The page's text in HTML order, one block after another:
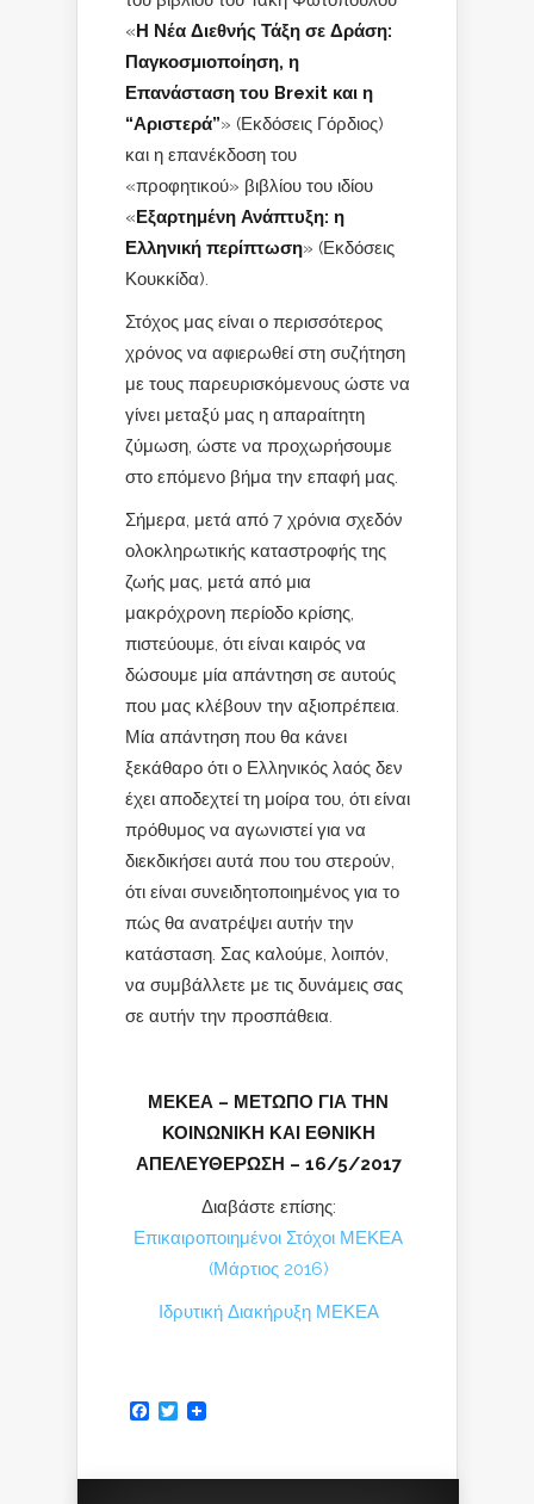
« Η Νέα Διεθνής Τάξη σε Δράση:
Παγκοσμιοποίηση, η
Επανάσταση του Brexit και η
“Αριστερά”» (Εκδόσεις Γόρδιος)
και η επανέκδοση του
«προφητικού» βιβλίου του ιδίου
« Εξαρτημένη Ανάπτυξη: η
Ελληνική περίπτωση» (Εκδόσεις
Κουκκίδα).
Στόχος μας είναι ο περισσότερος
χρόνος να αφιερωθεί στη συζήτηση
με τους παρευρισκόμενους ώστε να
γίνει μεταξύ μας η απαραίτητη
ζύμωση, ώστε να προχωρήσουμε
στο επόμενο βήμα την επαφή μας.
Σήμερα, μετά από 7 χρόνια σχεδόν
ολοκληρωτικής καταστροφής της
ζωής μας, μετά από μια
μακρόχρονη περίοδο κρίσης,
πιστεύουμε, ότι είναι καιρός να
δώσουμε μία απάντηση σε αυτούς
που μας κλέβουν την αξιοπρέπεια.
Μία απάντηση που θα κάνει
ξεκάθαρο ότι ο Ελληνικός λαός δεν
έχει αποδεχτεί τη μοίρα του, ότι είναι
πρόθυμος να αγωνιστεί για να
διεκδικήσει αυτά που του στερούν,
ότι είναι συνειδητοποιημένος για το
πώς θα ανατρέψει αυτήν την
κατάσταση. Σας καλούμε, λοιπόν,
να συμβάλλετε με τις δυνάμεις σας
σε αυτήν την προσπάθεια.
ΜΕΚΕΑ – ΜΕΤΩΠΟ ΓΙΑ ΤΗΝ
ΚΟΙΝΩΝΙΚΗ ΚΑΙ ΕΘΝΙΚΗ
ΑΠΕΛΕΥΘΕΡΩΣΗ – 16/5/2017
Διαβάστε επίσης:
Επικαιροποιημένοι Στόχοι ΜΕΚΕΑ
(Μάρτιος 2016)
Ιδρυτική Διακήρυξη ΜΕΚΕΑ
Facebook
Twitter